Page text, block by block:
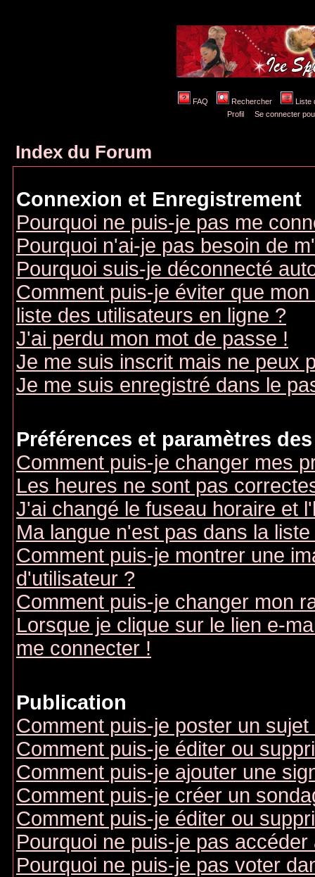
FAQ Rechercher
Liste
Profil
Se connecter
Index du Forum
Connexion et Enregistrement
Pourquoi ne puis-je pas me
Pourquoi n'ai-je pas besoin de
Pourquoi suis-je déconnecté
Comment puis-je éviter que
liste des utilisateurs en ligne ?
J'ai perdu mon mot de passe !
Je me suis inscrit mais ne peux
Je me suis enregistré dans le
Préférences et paramètres
Comment puis-je changer mes
Les heures ne sont pas
J'ai changé le fuseau horaire et
Ma langue n'est pas dans la liste
Comment puis-je montrer une
d'utilisateur ?
Comment puis-je changer mon
Lorsque je clique sur le lien e-
me connecter !
Publication
Comment puis-je poster un
Comment puis-je éditer ou
Comment puis-je ajouter une
Comment puis-je créer un
Comment puis-je éditer ou
Pourquoi ne puis-je pas accéder
Pourquoi ne puis-je pas voter